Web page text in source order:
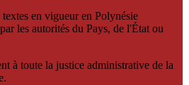
en vigueur en Polynésie
les autorités du Pays, de l'État ou
à toute la justice administrative de la